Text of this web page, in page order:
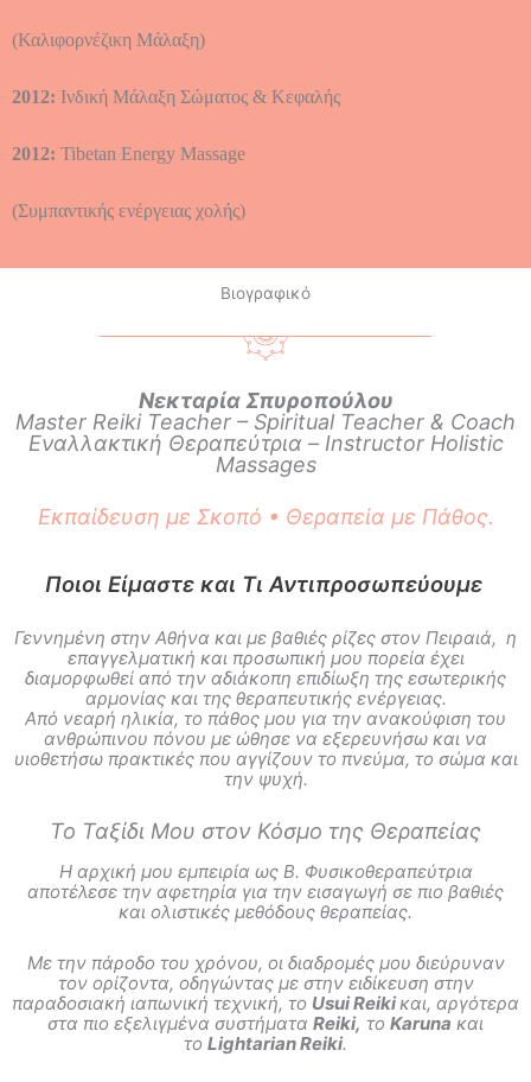
(Καλιφορνέζικη Μάλαξη)
2012: Ινδική Μάλαξη Σώματος & Κεφαλής
2012: Tibetan Energy Massage
(Συμπαντικής ενέργειας χολής)
Βιογραφικό
Νεκταρία Σπυροπούλου
Master Reiki Teacher – Spiritual Teacher & Coach
Εναλλακτική Θεραπεύτρια – Instructor Holistic
Massages
Εκπαίδευση με Σκοπό • Θεραπεία με Πάθος.
Ποιοι Είμαστε και Τι Αντιπροσωπεύουμε
Γεννημένη στην Αθήνα και με βαθιές ρίζες στον Πειραιά, η
επαγγελματική και προσωπική μου πορεία έχει
διαμορφωθεί από την αδιάκοπη επιδίωξη της εσωτερικής
αρμονίας και της θεραπευτικής ενέργειας.
Από νεαρή ηλικία, το πάθος μου για την ανακούφιση του
ανθρώπινου πόνου με ώθησε να εξερευνήσω και να
υιοθετήσω πρακτικές που αγγίζουν το πνεύμα, το σώμα και
την ψυχή.
Το Ταξίδι Μου στον Κόσμο της Θεραπείας
Η αρχική μου εμπειρία ως Β. Φυσικοθεραπεύτρια
αποτέλεσε την αφετηρία για την εισαγωγή σε πιο βαθιές
και ολιστικές μεθόδους θεραπείας.
Με την πάροδο του χρόνου, οι διαδρομές μου διεύρυναν
τον ορίζοντα, οδηγώντας με στην ειδίκευση στην
παραδοσιακή ιαπωνική τεχνική, το Usui Reikiκαι, αργότερα
στα πιο εξελιγμένα συστήματα Reiki, το Karuna και
το Lightarian Reiki.